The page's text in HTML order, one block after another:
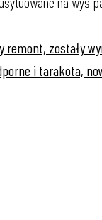
remont, zostały
i tarakota,